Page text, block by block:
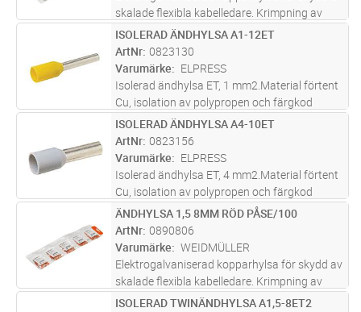
skalade flexibla kabelledare. Krimpning av
kabelns ändhylsor skyddar kablarna och ger
permanent stabila elektriska anslutningar.
ST Lägg i kundvagn
ISOLERAD ÄNDHYLSA A1-12ET
ArtNr 0823130
Varumärke
ELPRESS
Isolerad ändhylsa ET, 1 mm2.Material förtent
Cu, isolation av polypropen och färgkod
W.Rekommenderat verktyg EEB0160.
ST Lägg i kundvagn
ISOLERAD ÄNDHYLSA A4-10ET
ArtNr 0823156
Varumärke
ELPRESS
Isolerad ändhylsa ET, 4 mm2.Material förtent
Cu, isolation av polypropen och färgkod
W.Rekommenderat verktyg EEB0160.
ST Lägg i kundvagn
ÄNDHYLSA 1,5 8MM RÖD PÅSE/100
ArtNr 0890806
Varumärke
WEIDMÜLLER
Elektrogalvaniserad kopparhylsa för skydd av
skalade flexibla kabelledare. Krimpning av
kabelns ändhylsor skyddar kablarna och ger
ST Lägg i kundvagn
ISOLERAD TWINÄNDHYLSA A1,5-8ET2